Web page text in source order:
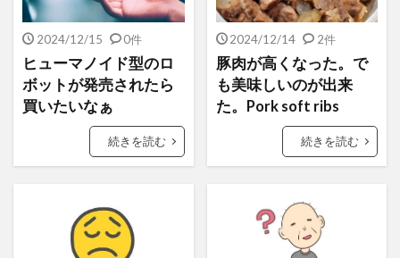
2024/12/15 0件
ヒューマノイド型のロ
ボットが発売されたら
買いたいなぁ
続きを読む
2024/12/14 2件
豚肉が高くなった。で
も美味しいのが出来
た。Pork soft ribs
続きを読む